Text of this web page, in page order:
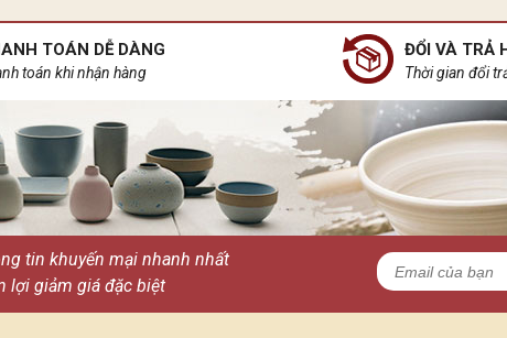
một khúc ca du dương ngân lên giữa chốn không gian khuê
TOÁN DỄ DÀNG
toán khi nhận hàng
ĐỔI VÀ TRẢ
Thời gian đổi
tin khuyến mại nhanh nhất
lợi giảm giá đặc biệt